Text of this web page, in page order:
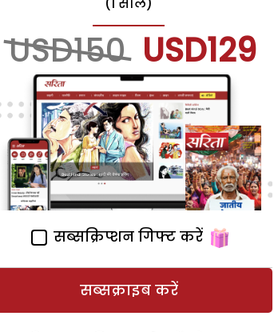
(1 साल)
USD150 USD129
सब्सक्रिप्शन गिफ्ट करें
सब्सक्राइब करें